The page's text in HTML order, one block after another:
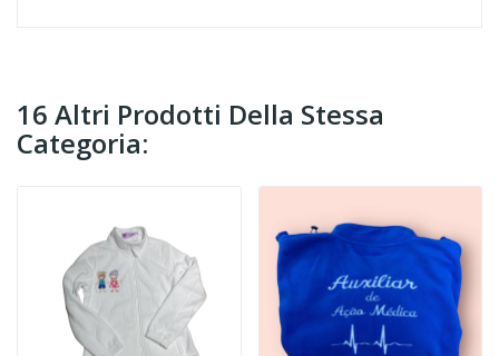
16 Altri Prodotti Della Stessa
Categoria: